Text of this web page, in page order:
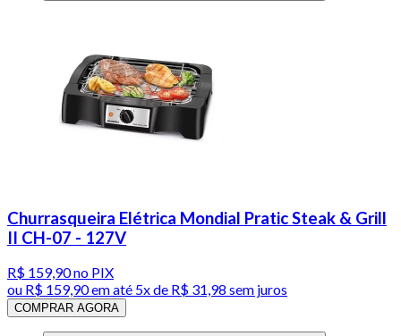
Churrasqueira Elétrica Mondial Pratic Steak & Grill
II CH-07 - 127V
R$ 159,90no PIX
ou R$ 159,90em até 5x de R$ 31,98 sem juros
COMPRAR AGORA